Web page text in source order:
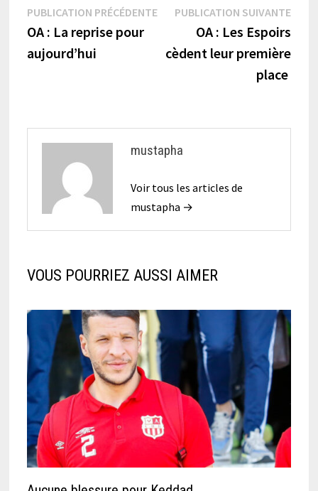
Navigation
de
l’article
PUBLICATION PRÉCÉDENTEPublication
précédente :
OA : La reprise pour
aujourd’hui
PUBLICATION SUIVANTE
OA : Les Espoirs
cèdent leur première
place
mustapha
Voir tous les articles de
mustapha →
VOUS POURRIEZ AUSSI AIMER